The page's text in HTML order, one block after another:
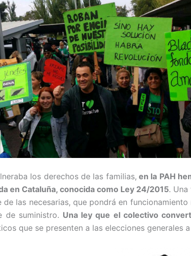
los derechos de las familias, en la PAH
en Cataluña, conocida como Ley 24/2015.
las necesarias, que pondrá en
de suministro. Una ley que el colectivo
que se presenten a las elecciones generales